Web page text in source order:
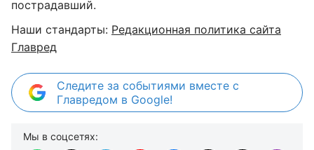
пострадавший.
Наши стандарты: Редакционная политика сайта
Главред
Следите за событиями вместе с
Главредом в Google!
Мы в соцсетях: